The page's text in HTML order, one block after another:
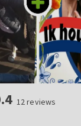
12reviews